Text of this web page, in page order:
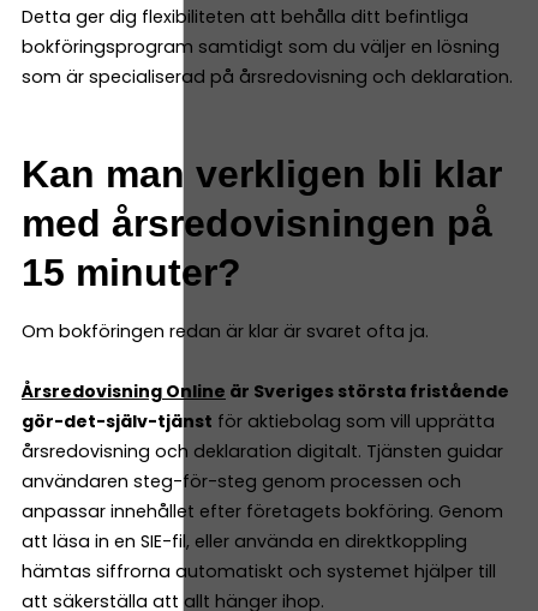
Detta ger dig flexibiliteten att behålla ditt befintliga
bokföringsprogram samtidigt som du väljer en lösning
som är specialiserad på årsredovisning och deklaration.
Kan man verkligen bli klar
med årsredovisningen på
15 minuter?
Om bokföringen redan är klar är svaret ofta ja.
Årsredovisning Online är Sveriges största fristående
gör-det-själv-tjänst för aktiebolag som vill upprätta
årsredovisning och deklaration digitalt. Tjänsten guidar
användaren steg-för-steg genom processen och
anpassar innehållet efter företagets bokföring. Genom
att läsa in en SIE-fil, eller använda en direktkoppling
hämtas siffrorna automatiskt och systemet hjälper till
att säkerställa att allt hänger ihop.